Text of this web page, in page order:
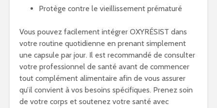
Protège contre le vieillissement prématuré
Vous pouvez facilement intégrer OXYRÉSIST dans
votre routine quotidienne en prenant simplement
une capsule par jour. Il est recommandé de consulter
votre professionnel de santé avant de commencer
tout complément alimentaire afin de vous assurer
qu’il convient à vos besoins spécifiques. Prenez soin
de votre corps et soutenez votre santé avec